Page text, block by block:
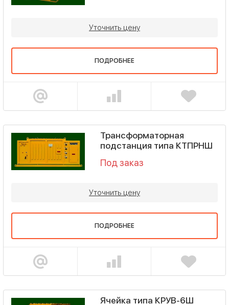
Уточнить цену
ПОДРОБНЕЕ
Трансформаторная
подстанция типа КТПРНШ
Под заказ
Уточнить цену
ПОДРОБНЕЕ
Ячейка типа КРУВ-6Ш